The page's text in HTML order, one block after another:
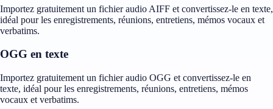
Importez gratuitement un fichier audio AIFF et convertissez-le en texte,
idéal pour les enregistrements, réunions, entretiens, mémos vocaux et
verbatims.
OGG en texte
Importez gratuitement un fichier audio OGG et convertissez-le en
texte, idéal pour les enregistrements, réunions, entretiens, mémos
vocaux et verbatims.